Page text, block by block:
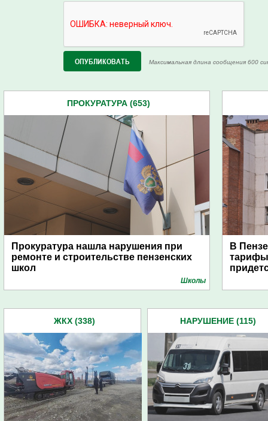
Максимальная длина сообщения 600
ПРОКУРАТУРА (653)
Прокуратура нашла нарушения при
ремонте и строительстве пензенских
школ
Школы
В
тарифы
ЖКХ (338) НАРУШЕНИЕ (115)